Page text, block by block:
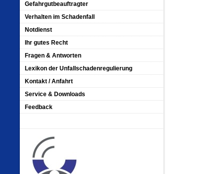
Gefahrgutbeauftragter
Verhalten im Schadenfall
Notdienst
Ihr gutes Recht
Fragen & Antworten
Lexikon der Unfallschadenregulierung
Kontakt / Anfahrt
Service & Downloads
Feedback